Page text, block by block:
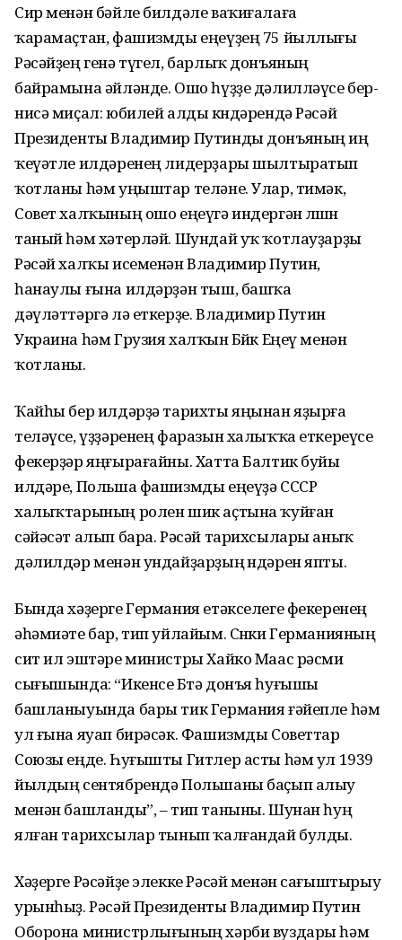
Сир менән бәйле билдәле ваҡиғалаға
ҡарамаҫтан, фашизмды еңеүҙең 75 йыллығы
Рәсәйҙең генә түгел, барлыҡ донъяның
байрамына әйләнде. Ошо һүҙҙе дәлилләүсе бер-
нисә миҫал: юбилей алды көндәрендә Рәсәй
Президенты Владимир Путинды донъяның иң
ҡеүәтле илдәренең лидерҙары шылтыратып
ҡотланы һәм уңыштар теләне. Улар, тимәк,
Совет халҡының ошо еңеүгә индергән өлөшөн
таный һәм хәтерләй. Шундай уҡ ҡотлауҙарҙы
Рәсәй халҡы исеменән Владимир Путин,
һанаулы ғына илдәрҙән тыш, башҡа
дәүләттәргә лә еткерҙе. Владимир Путин
Украина һәм Грузия халҡын Бөйөк Еңеү менән
ҡотланы.
Ҡайһы бер илдәрҙә тарихты яңынан яҙырға
теләүсе, үҙҙәренең фаразын халыҡҡа еткереүсе
фекерҙәр яңғырағайны. Хатта Балтик буйы
илдәре, Польша фашизмды еңеүҙә СССР
халыҡтарының ролен шик аҫтына ҡуйған
сәйәсәт алып бара. Рәсәй тарихсылары аныҡ
дәлилдәр менән ундайҙарҙың өндәрен япты.
Бында хәҙерге Германия етәкселеге фекеренең
әһәмиәте бар, тип уйлайым. Сөнки Германияның
сит ил эштәре министры Хайко Маас рәсми
сығышында: “Икенсе Бөтә донъя һуғышы
башланыуында бары тик Германия ғәйепле һәм
ул ғына яуап бирәсәк. Фашизмды Советтар
Союзы еңде. Һуғышты Гитлер асты һәм ул 1939
йылдың сентябрендә Польшаны баҫып алыу
менән башланды”, – тип таныны. Шунан һуң
ялған тарихсылар тынып ҡалғандай булды.
Хәҙерге Рәсәйҙе элекке Рәсәй менән сағыштырыу
урынһыҙ. Рәсәй Президенты Владимир Путин
Оборона министрлығының хәрби вуздары һәм